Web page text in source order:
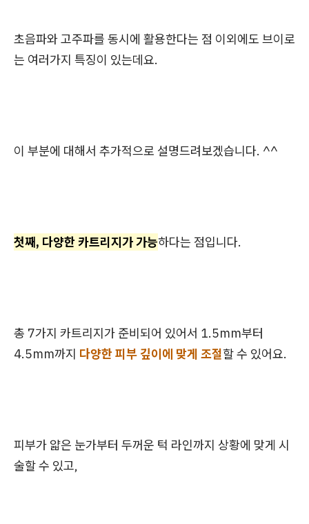
초음파와 고주파를 동시에 활용한다는 점 이외에도 브이로
는 여러가지 특징이 있는데요.
이 부분에 대해서 추가적으로 설명드려보겠습니다. ^^
첫째, 다양한 카트리지가 가능하다는 점입니다.
총 7가지 카트리지가 준비되어 있어서 1.5mm부터
4.5mm까지 다양한 피부 깊이에 맞게 조절할 수 있어요.
피부가 얇은 눈가부터 두꺼운 턱 라인까지 상황에 맞게 시
술할 수 있고,